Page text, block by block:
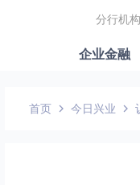
分行机构
企业金融
首页 今日兴业